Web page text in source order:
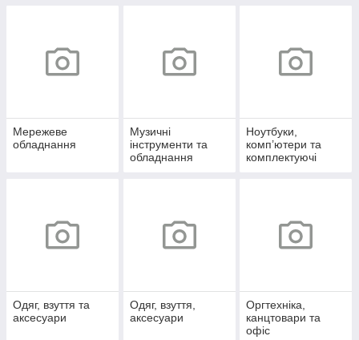
Мережеве
обладнання
Музичні
інструменти та
обладнання
Ноутбуки,
комп’ютери та
комплектуючі
Одяг, взуття та
аксесуари
Одяг, взуття,
аксесуари
Оргтехніка,
канцтовари та
офіс